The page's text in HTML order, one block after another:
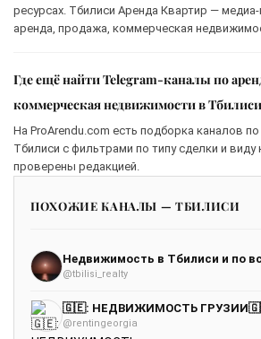
ресурсах. Тбилиси Аренда Квартир —
аренда, продажа, коммерческая
Где ещё найти Telegram-каналы по
коммерческая недвижимости в
На ProArendu.com есть подборка каналов
Тбилиси с фильтрами по типу сделки и виду
проверены редакцией.
ПОХОЖИЕ КАНАЛЫ — ТБИЛИСИ
Недвижимость в Тбилиси и по
@tbilisi_realty
@rentingeorgia